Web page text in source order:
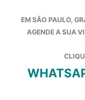
EM SÃO PAULO,
AGENDE A SUA